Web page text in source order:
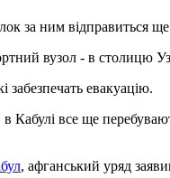
за ним відправиться
вузол - в столицю
забезпечать евакуацію.
Кабулі все ще
, афганський уряд